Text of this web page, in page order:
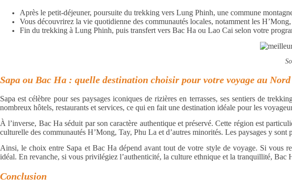
Après le petit-déjeuner, poursuite du trekking vers Lung Phinh, une commune
Vous découvrirez la vie quotidienne des communautés locales, notamment les
Fin du trekking à Lung Phinh, puis transfert vers Bac Ha ou Lao Cai selon votre
Sapa ou Bac Ha : quelle destination choisir pour votre voyage au
Sapa est célèbre pour ses paysages iconiques de rizières en terrasses, ses sentiers de
nombreux hôtels, restaurants et services, ce qui en fait une destination idéale pour les
À l’inverse, Bac Ha séduit par son caractère authentique et préservé. Cette région est
culturelle des communautés H’Mong, Tay, Phu La et d’autres minorités. Les paysages y sont
Ainsi, le choix entre Sapa et Bac Ha dépend avant tout de votre style de voyage. Si vous
idéal. En revanche, si vous privilégiez l’authenticité, la culture ethnique et la tranquillité, Bac
Conclusion